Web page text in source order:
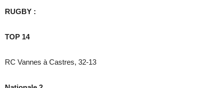
RUGBY :
TOP 14
RC Vannes à Castres, 32-13